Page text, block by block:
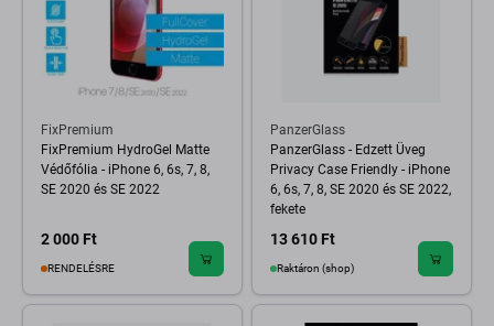
FixPremium
FixPremium HydroGel Matte
Védőfólia - iPhone 6, 6s, 7, 8,
SE 2020 és SE 2022
2 000 Ft
RENDELÉSRE
PanzerGlass
PanzerGlass - Edzett Üveg
Privacy Case Friendly - iPhone
6, 6s, 7, 8, SE 2020 és SE 2022,
fekete
13 610 Ft
Raktáron (shop)